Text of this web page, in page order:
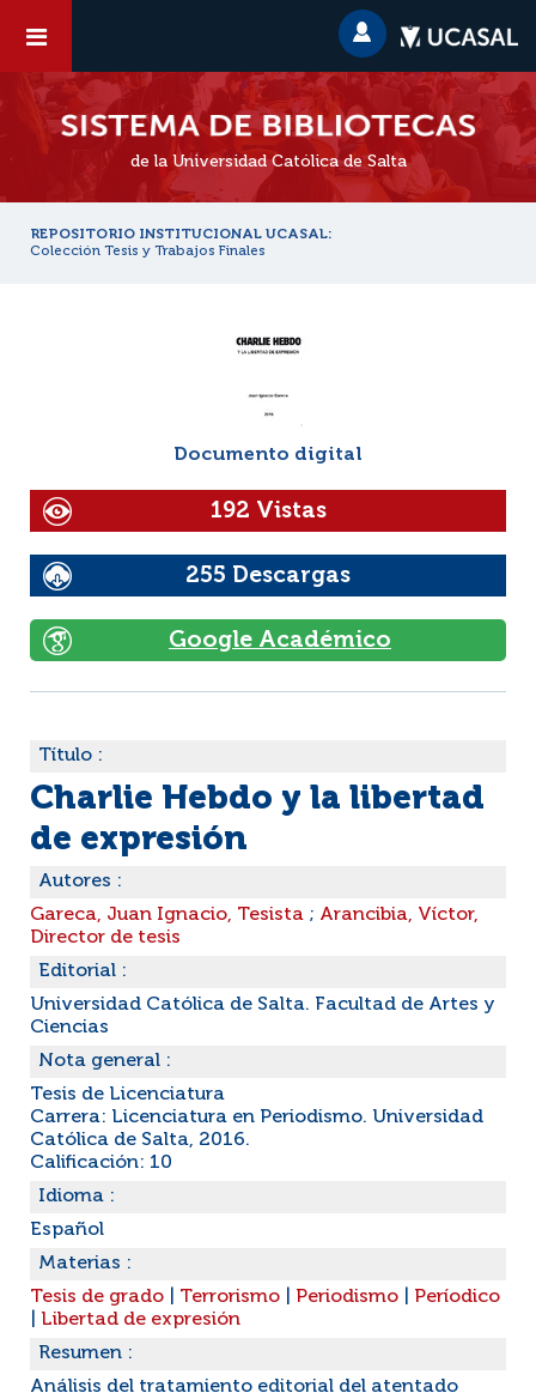
de la Universidad Católica de Salta
REPOSITORIO INSTITUCIONAL UCASAL:
Colección Tesis y Trabajos Finales
Documento digital
192 Vistas
255 Descargas
Google Académico
Título :
Charlie Hebdo y la libertad
de expresión
Autores :
Gareca, Juan Ignacio, Tesista ; Arancibia, Víctor,
Director de tesis
Editorial :
Universidad Católica de Salta. Facultad de Artes y
Ciencias
Nota general :
Tesis de Licenciatura
Carrera: Licenciatura en Periodismo. Universidad
Católica de Salta, 2016.
Calificación: 10
Idioma :
Español
Materias :
Tesis de grado
Terrorismo Periodismo
Períodico
Libertad de expresión
Resumen :
Análisis del tratamiento editorial del atentado